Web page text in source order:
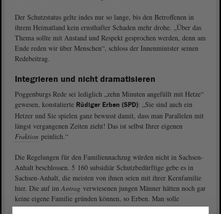
Der Schutzstatus gelte indes nur so lange, bis den Betroffenen in
ihrem Heimatland kein ernsthafter Schaden mehr drohe. „Über das
Thema sollte mit Anstand und Respekt gesprochen werden, denn am
Ende reden wir über Menschen“, schloss der Innenminister seinen
Redebeitrag.
Integrieren und nicht dramatisieren
Poggenburgs Rede sei lediglich „zehn Minuten angefüllt mit Hetze“
gewesen, konstatierte Rüdiger Erben (SPD): „Sie sind auch ein
Hetzer und Sie spielen ganz bewusst damit, dass man Parallelen mit
längst vergangenen Zeiten zieht! Das ist selbst Ihrer eigenen
Fraktion peinlich.“
Die Regelungen für den Familiennachzug würden nicht in Sachsen-
Anhalt beschlossen. 5 160 subsidiär Schutzbedürftige gebe es in
Sachsen-Anhalt, die meisten von ihnen seien mit ihrer Kernfamilie
hier. Die auf imAntrag verwiesenen jungen Männer hätten noch gar
keine eigene Familie gründen können, so Erben. Man solle
integrieren und nicht dramatisieren; der Familiennachzug sei nicht